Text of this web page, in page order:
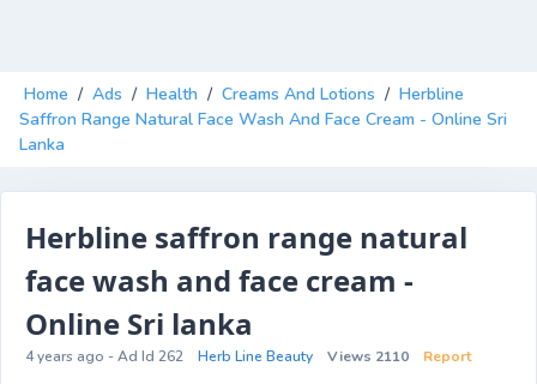
Home / Ads / Health / Creams And Lotions / Herbline
Saffron Range Natural Face Wash And Face Cream - Online Sri
Lanka
Herbline saffron range natural
face wash and face cream -
Online Sri lanka
4 years ago - Ad Id 262 Herb Line Beauty Views 2110 Report